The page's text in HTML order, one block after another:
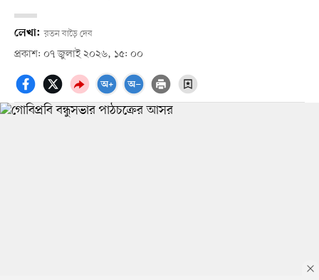
লেখা: রতন বাড়ৈ দেব
প্রকাশ: ০৭ জুলাই ২০২৬, ১৫: ০০